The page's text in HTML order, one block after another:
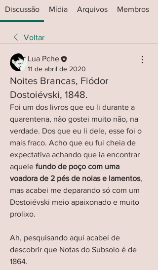
Discussão Mídia Arquivos Membros
Voltar
Lua Pche
11 de abril de 2020
Noites Brancas, Fiódor
Dostoiévski, 1848.
Foi um dos livros que eu li durante a
quarentena, não gostei muito não, na
verdade. Dos que eu li dele, esse foi o
mais fraco. Acho que eu fui cheia de
expectativa achando que ia encontrar
aquele fundo de poço com uma
voadora de 2 pés de noias e lamentos,
mas acabei me deparando só com um
Dostoiévski meio apaixonado e muito
prolixo.
Ah, pesquisando aqui acabei de
descobrir que Notas do Subsolo é de
1864.